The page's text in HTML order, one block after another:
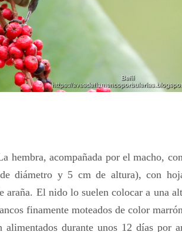
hembra, acompañada por el macho,
diámetro y 5 cm de altura), con
araña. El nido lo suelen colocar a una
finamente moteados de color
durante unos 12 días por